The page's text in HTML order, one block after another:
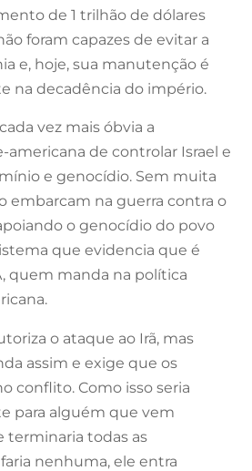
de 1 trilhão de dólares
foram capazes de evitar a
e, hoje, sua manutenção é
na decadência do império.
vez mais óbvia a
americana de controlar Israel e
e genocídio. Sem muita
embarcam na guerra contra o
o genocídio do povo
que evidencia que é
quem manda na política
o ataque ao Irã, mas
assim e exige que os
conflito. Como isso seria
para alguém que vem
terminaria todas as
nenhuma, ele entra